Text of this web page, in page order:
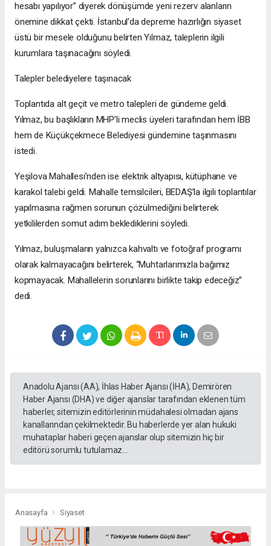
hesabı yapılıyor” diyerek dönüşümde yeni rezerv alanların
önemine dikkat çekti. İstanbul’da depreme hazırlığın siyaset
üstü bir mesele olduğunu belirten Yılmaz, taleplerin ilgili
kurumlara taşınacağını söyledi.
Talepler belediyelere taşınacak
Toplantıda alt geçit ve metro talepleri de gündeme geldi.
Yılmaz, bu başlıkların MHP’li meclis üyeleri tarafından hem İBB
hem de Küçükçekmece Belediyesi gündemine taşınmasını
istedi.
Yeşilova Mahallesi’nden ise elektrik altyapısı, kütüphane ve
karakol talebi geldi. Mahalle temsilcileri, BEDAŞ’la ilgili toplantılar
yapılmasına rağmen sorunun çözülmediğini belirterek
yetkililerden somut adım beklediklerini söyledi.
Yılmaz, buluşmaların yalnızca kahvaltı ve fotoğraf programı
olarak kalmayacağını belirterek, “Muhtarlarımızla bağımız
kopmayacak. Mahallelerin sorunlarını birlikte takip edeceğiz”
dedi.
Anadolu Ajansı (AA), İhlas Haber Ajansı (İHA), Demirören
Haber Ajansı (DHA) ve diğer ajanslar tarafından eklenen tüm
haberler, sitemizin editörlerinin müdahalesi olmadan ajans
kanallarından çekilmektedir. Bu haberlerde yer alan hukuki
muhataplar haberi geçen ajanslar olup sitemizin hiç bir
editörü sorumlu tutulamaz...
Anasayfa Siyaset